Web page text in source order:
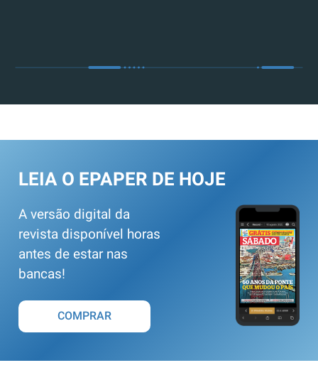
LEIA O EPAPER DE HOJE
A versão digital da
revista disponível horas
antes de estar nas
bancas!
COMPRAR